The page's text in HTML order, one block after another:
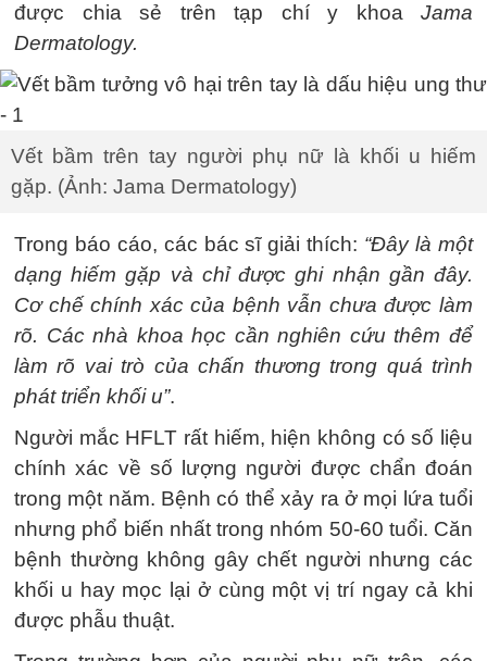
được chia sẻ trên tạp chí y khoa Jama
Dermatology.
Vết bầm trên tay người phụ nữ là khối u hiếm
gặp. (Ảnh: Jama Dermatology)
Trong báo cáo, các bác sĩ giải thích: “Đây là một
dạng hiếm gặp và chỉ được ghi nhận gần đây.
Cơ chế chính xác của bệnh vẫn chưa được làm
rõ. Các nhà khoa học cần nghiên cứu thêm để
làm rõ vai trò của chấn thương trong quá trình
phát triển khối u”.
Người mắc HFLT rất hiếm, hiện không có số liệu
chính xác về số lượng người được chẩn đoán
trong một năm. Bệnh có thể xảy ra ở mọi lứa tuổi
nhưng phổ biến nhất trong nhóm 50-60 tuổi. Căn
bệnh thường không gây chết người nhưng các
khối u hay mọc lại ở cùng một vị trí ngay cả khi
được phẫu thuật.